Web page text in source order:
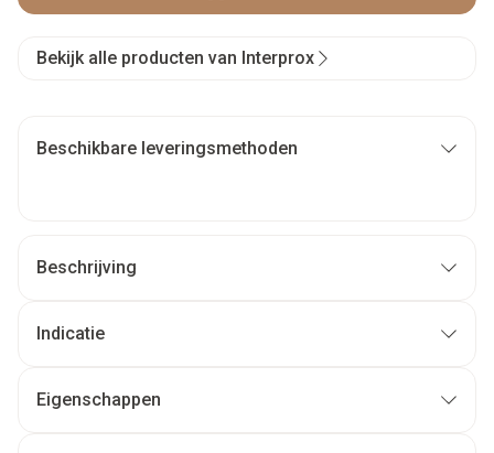
Bekijk alle producten van Interprox
Beschikbare leveringsmethoden
Beschrijving
Indicatie
Eigenschappen